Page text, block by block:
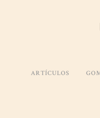
ARTÍCULOS
LA